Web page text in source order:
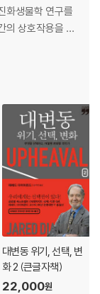
’-이현복
저 - 김정흠
화생물학 연구를
의 상호작용을 연
확장해나갔다.
에게 지리학을 가
대변동 위기, 선택, 변
화 2 (큰글자책)
22,000원